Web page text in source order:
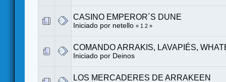
CASINO EMPEROR´S DUNE
Iniciado por netello « 1 2 »
COMANDO ARRAKIS, LAVAPIÉS,
Iniciado por Deinos
LOS MERCADERES DE ARRAKEEN